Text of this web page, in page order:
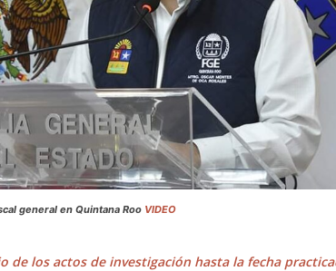
general en Quintana Roo VIDEO
de los actos de investigación hasta la fecha